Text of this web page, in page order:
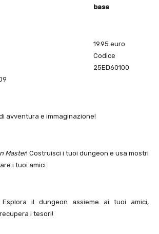
base
19.95 euro
Codice
25ED60100
avventura e immaginazione!
Master! Costruisci i tuoi dungeon e usa mostri
i tuoi amici.
il dungeon assieme ai tuoi amici,
i tesori!